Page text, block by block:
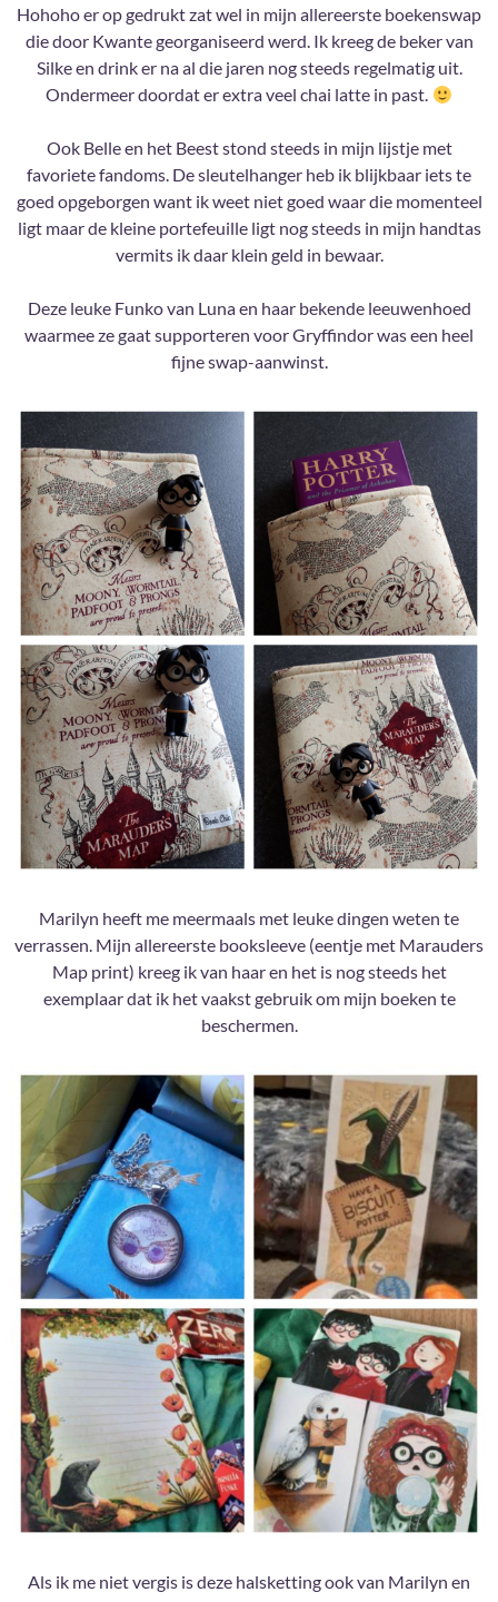
Hohoho er op gedrukt zat wel in mijn allereerste boekenswap
die door Kwante georganiseerd werd. Ik kreeg de beker van
Silke en drink er na al die jaren nog steeds regelmatig uit.
Ondermeer doordat er extra veel chai latte in past.
Ook Belle en het Beest stond steeds in mijn lijstje met
favoriete fandoms. De sleutelhanger heb ik blijkbaar iets te
goed opgeborgen want ik weet niet goed waar die momenteel
ligt maar de kleine portefeuille ligt nog steeds in mijn handtas
vermits ik daar klein geld in bewaar.
Deze leuke Funko van Luna en haar bekende leeuwenhoed
waarmee ze gaat supporteren voor Gryffindor was een heel
fijne swap-aanwinst.
Marilyn heeft me meermaals met leuke dingen weten te
verrassen. Mijn allereerste booksleeve (eentje met Marauders
Map print) kreeg ik van haar en het is nog steeds het
exemplaar dat ik het vaakst gebruik om mijn boeken te
beschermen.
Als ik me niet vergis is deze halsketting ook van Marilyn en